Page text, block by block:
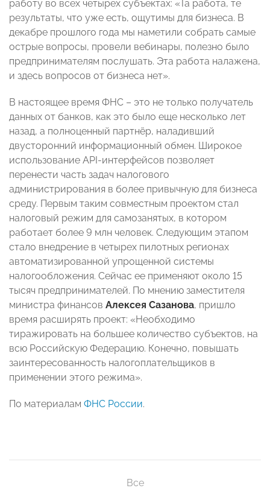
работу во всех четырех субъектах: «Та работа, те
результаты, что уже есть, ощутимы для бизнеса. В
декабре прошлого года мы наметили собрать самые
острые вопросы, провели вебинары, полезно было
предпринимателям послушать. Эта работа налажена,
и здесь вопросов от бизнеса нет».
В настоящее время ФНС – это не только получатель
данных от банков, как это было еще несколько лет
назад, а полноценный партнёр, наладивший
двусторонний информационный обмен. Широкое
использование API-интерфейсов позволяет
перенести часть задач налогового
администрирования в более привычную для бизнеса
среду. Первым таким совместным проектом стал
налоговый режим для самозанятых, в котором
работает более 9 млн человек. Следующим этапом
стало внедрение в четырех пилотных регионах
автоматизированной упрощенной системы
налогообложения. Сейчас ее применяют около 15
тысяч предпринимателей. По мнению заместителя
министра финансов Алексея Сазанова, пришло
время расширять проект: «Необходимо
тиражировать на большее количество субъектов, на
всю Российскую Федерацию. Конечно, повышать
заинтересованность налогоплательщиков в
применении этого режима».
По материалам ФНС России.
Все